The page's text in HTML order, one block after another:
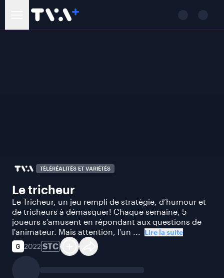
TÉLÉRÉALITÉS ET VARIÉTÉS
Le tricheur
Le Tricheur, un jeu rempli de stratégie, d’humour et
de tricheurs à démasquer! Chaque semaine, 5
joueurs s’amusent en répondant aux questions de
l'animateur. Mais attention, l’un ... Lire la suite
2022 STC